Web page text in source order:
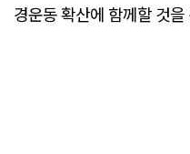
경운동 확산에 함께할 것